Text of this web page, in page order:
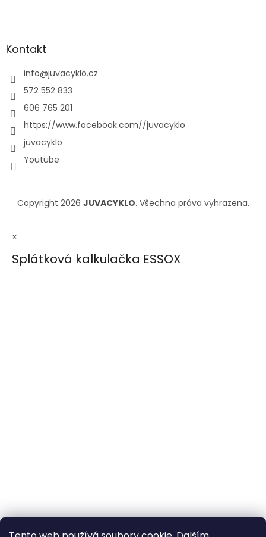
Kontakt
info@juvacyklo.cz
572 552 833
606 765 201
https://www.facebook.com//juvacyklo
juvacyklo
Youtube
Copyright 2026 JUVACYKLO. Všechna práva vyhrazena.
×
Splátková kalkulačka ESSOX